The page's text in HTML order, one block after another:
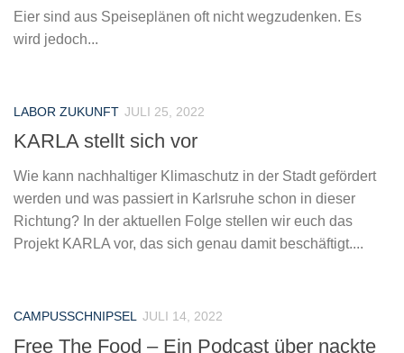
Eier sind aus Speiseplänen oft nicht wegzudenken. Es
wird jedoch...
LABOR ZUKUNFT JULI 25, 2022
KARLA stellt sich vor
Wie kann nachhaltiger Klimaschutz in der Stadt gefördert
werden und was passiert in Karlsruhe schon in dieser
Richtung? In der aktuellen Folge stellen wir euch das
Projekt KARLA vor, das sich genau damit beschäftigt....
CAMPUSSCHNIPSEL JULI 14, 2022
Free The Food – Ein Podcast über nackte